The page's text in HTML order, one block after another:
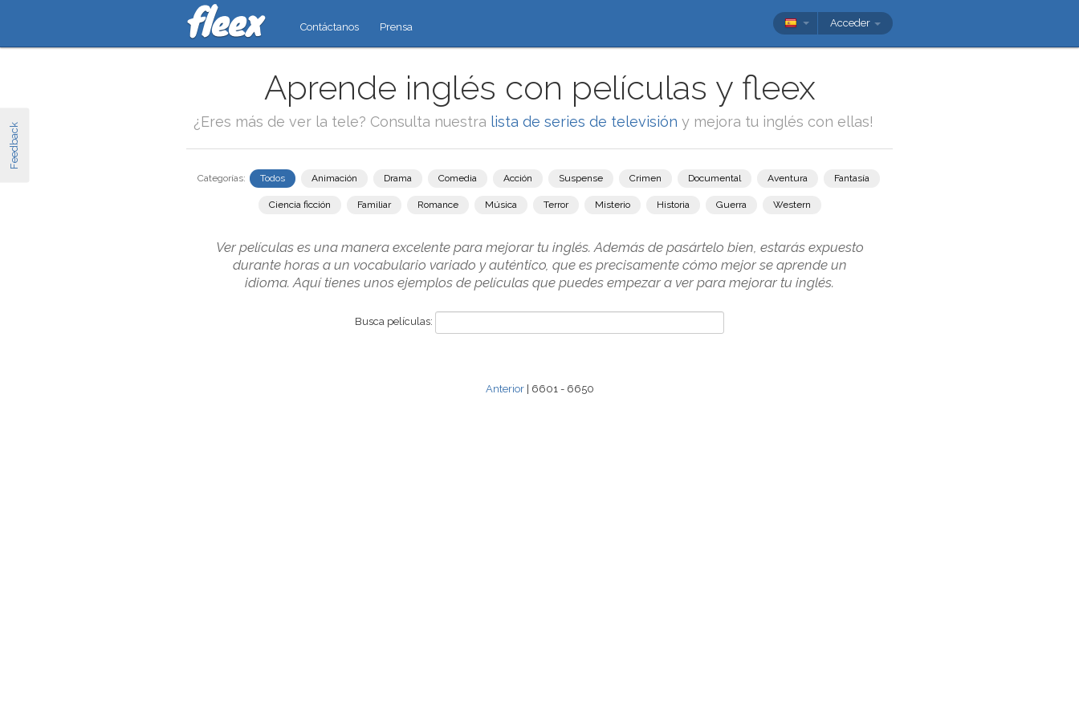
Feedback
Contáctanos Prensa Acceder
Aprende inglés con películas y fleex
¿Eres más de ver la tele? Consulta nuestra lista de series de televisión y mejora tu inglés con ellas!
Categorías: Todos Animación Drama Comedia Acción Suspense Crimen Documental Aventura Fantasía
Ciencia ficción Familiar Romance Música Terror Misterio Historia Guerra Western
Ver películas es una manera excelente para mejorar tu inglés. Además de pasártelo bien, estarás expuesto
durante horas a un vocabulario variado y auténtico, que es precisamente cómo mejor se aprende un
idioma. Aquí tienes unos ejemplos de películas que puedes empezar a ver para mejorar tu inglés.
Busca películas:
Anterior| 6601 - 6650